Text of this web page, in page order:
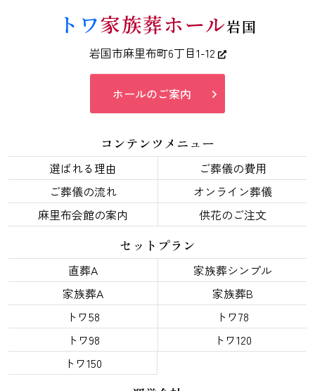
トワ家族葬ホール岩国
岩国市麻里布町6丁目1-12
ホールのご案内
コンテンツメニュー
選ばれる理由
ご葬儀の費用
ご葬儀の流れ
オンライン葬儀
麻里布会館の案内
供花のご注文
セットプラン
直葬A
家族葬シンプル
家族葬A
家族葬B
トワ58
トワ78
トワ98
トワ120
トワ150